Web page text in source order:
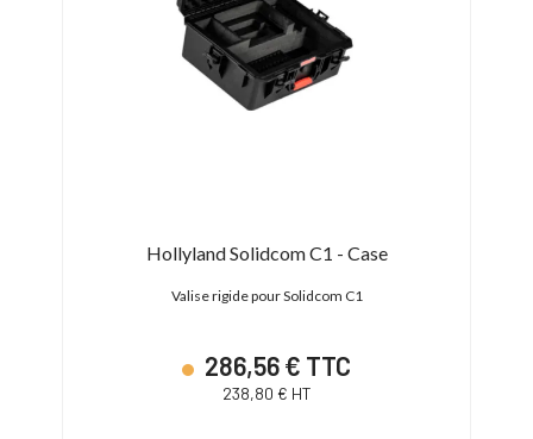
Hollyland Solidcom C1 - Case
Valise rigide pour Solidcom C1
286,56 € TTC
238,80 € HT